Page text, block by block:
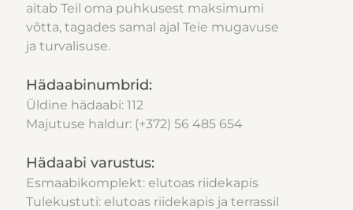
aitab Teil oma puhkusest maksimumi
võtta, tagades samal ajal Teie mugavuse
ja turvalisuse.
Hädaabinumbrid:
Üldine hädaabi: 112
Majutuse haldur: (+372) 56 485 654
Hädaabi varustus:
Esmaabikomplekt: elutoas riidekapis
Tulekustuti: elutoas riidekapis ja terrassil